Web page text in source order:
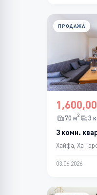
ПРОДАЖА
70 м2 3
3 комн.
Хайфа, Ха
03.06.2026